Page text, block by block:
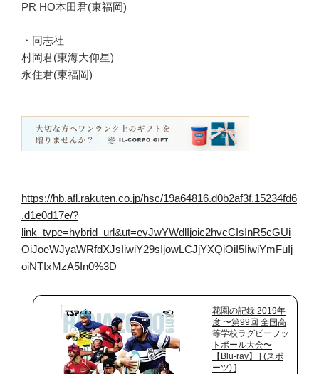
PR HO本田君(東福岡)
・同志社
村岡君(東海大仰星)
永住君(東福岡)
https://hb.afl.rakuten.co.jp/hsc/19a64816.d0b2af3f.15234fd6
.d1e0d17e/?
link_type=hybrid_url&ut=eyJwYWdlIjoic2hvcCIsInR5cGUi
OiJoeWJyaWRfdXJsIiwiY29sIjowLCJjYXQiOiI5IiwiYmFuIj
oiNTIxMzA5In0%3D
花園の記録 2019年
度 〜第99回 全国高
等学校ラグビーフッ
トボール大会〜
【Blu-ray】 [ (スポ
ーツ) ]